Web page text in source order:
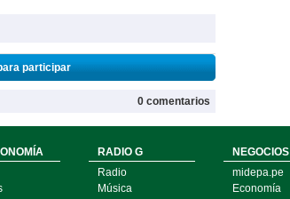
participar
0 comentarios
RADIO G
Radio
Música
NEGOCIOS
midepa.pe
Economía